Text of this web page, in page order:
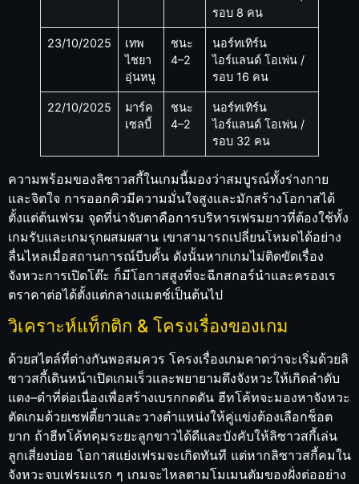
รอบ 8 คน
23/10/2025
เทพ
ไชยา
อุ่นหนู
ชนะ
4–2
นอร์ทเทิร์น
ไอร์แลนด์ โอเพ่น /
รอบ 16 คน
22/10/2025
มาร์ค
เซลบี้
ชนะ
4–2
นอร์ทเทิร์น
ไอร์แลนด์ โอเพ่น /
รอบ 32 คน
ความพร้อมของลิซาวสกี้ในเกมนี้มองว่าสมบูรณ์ทั้งร่างกาย
และจิตใจ การออกคิวมีความมั่นใจสูงและมักสร้างโอกาสได้
ตั้งแต่ต้นเฟรม จุดที่น่าจับตาคือการบริหารเฟรมยาวที่ต้องใช้ทั้ง
เกมรับและเกมรุกผสมผสาน เขาสามารถเปลี่ยนโหมดได้อย่าง
ลื่นไหลเมื่อสถานการณ์บีบคั้น ดังนั้นหากเกมไม่ติดขัดเรื่อง
จังหวะการเปิดโต๊ะ ก็มีโอกาสสูงที่จะฉีกสกอร์นำและครองเร
ตราคาต่อได้ตั้งแต่กลางแมตช์เป็นต้นไป
วิเคราะห์แท็กติก & โครงเรื่องของเกม
ด้วยสไตล์ที่ต่างกันพอสมควร โครงเรื่องเกมคาดว่าจะเริ่มด้วยลิ
ซาวสกี้เดินหน้าเปิดเกมเร็วและพยายามดึงจังหวะให้เกิดลำดับ
แดง–ดำที่ต่อเนื่องเพื่อสร้างเบรกกดดัน ฮีทโค้ทจะมองหาจังหวะ
ตัดเกมด้วยเซฟตี้ยาวและวางตำแหน่งให้คู่แข่งต้องเลือกช็อต
ยาก ถ้าฮีทโค้ทคุมระยะลูกขาวได้ดีและบังคับให้ลิซาวสกี้เล่น
ลูกเสี่ยงบ่อย โอกาสแย่งเฟรมจะเกิดทันที แต่หากลิซาวสกี้คมใน
จังหวะจบเฟรมแรก ๆ เกมจะไหลตามโมเมนตัมของฝั่งต่ออย่าง